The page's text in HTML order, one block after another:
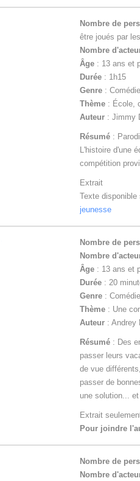
Nombre de
être joués par
Nombre
Âge: 13 ans et
Durée: 1h15
Genre: Comédie
Thème: École,
Auteur: Jimmy
Résumé:
L'histoire d'une
compétition
Extrait
Texte disponible
jeunesse
Nombre de
Nombre
Âge: 13 ans et
Durée: 20
Genre: Comédie
Thème: Une
Auteur: Andrey
Résumé: Des
passer leurs
de vue
passer de
une solution...
Extrait
Pour joindre
Nombre de
Nombre